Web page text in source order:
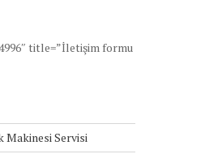
title=”İletişim formu
Makinesi Servisi